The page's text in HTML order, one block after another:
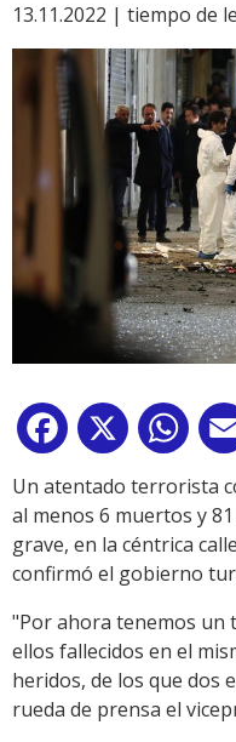
13.11.2022 | tiempo de
Facebook
X
Un atentado terrorista
al menos 6 muertos y
grave, en la céntrica
confirmó el gobierno
"Por ahora tenemos un
ellos fallecidos en el
heridos, de los que dos
rueda de prensa el